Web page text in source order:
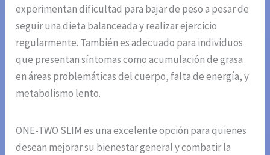
experimentan dificultad para bajar de peso a pesar de
seguir una dieta balanceada y realizar ejercicio
regularmente. También es adecuado para individuos
que presentan síntomas como acumulación de grasa
en áreas problemáticas del cuerpo, falta de energía, y
metabolismo lento.
ONE-TWO SLIM es una excelente opción para quienes
desean mejorar su bienestar general y combatir la